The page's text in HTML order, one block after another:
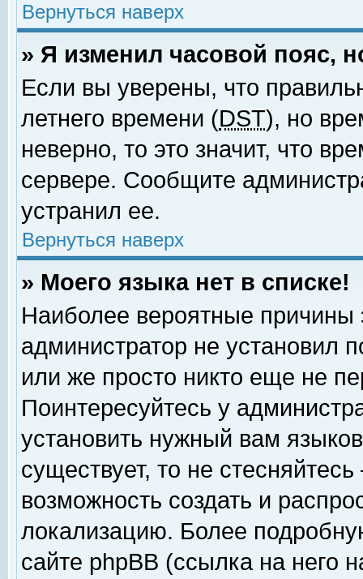
Вернуться наверх
» Я изменил часовой пояс,
Если вы уверены, что
летнего времени (DST), но
неверно, то это значит, что
сервере. Сообщите
устранил ее.
Вернуться наверх
» Моего языка нет в списке!
Наиболее вероятные причины
администратор не установил
или же просто никто еще не
Поинтересуйтесь у
установить нужный вам
существует, то не
возможность создать и
локализацию. Более
сайте phpBB (ссылка на него